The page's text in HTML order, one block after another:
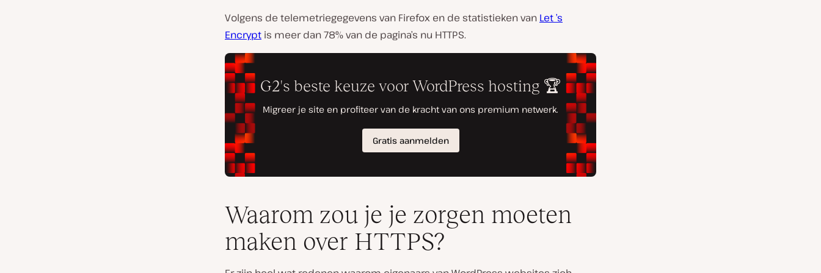
Volgens de telemetriegegevens van Firefox en de statistieken van Let ’s
Encrypt is meer dan 78% van de pagina’s nu HTTPS.
Waarom zou je je zorgen moeten
maken over HTTPS?